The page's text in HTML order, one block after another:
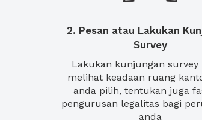
2. Pesan atau Lakukan
Survey
Lakukan kunjungan
melihat keadaan ruang
anda pilih, tentukan juga
pengurusan legalitas bagi
anda